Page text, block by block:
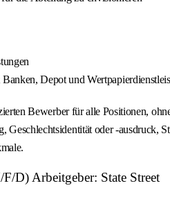
Depot und
Bewerber für alle Positionen,
oder -
D) Arbeitgeber: State Street